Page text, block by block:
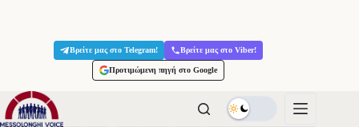
Βρείτε μας στο Telegram! Βρείτε μας στο Viber!
Προτιμώμενη πηγή στο Google